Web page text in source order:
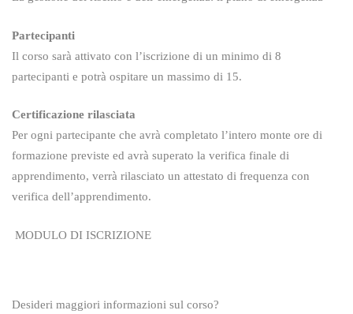
Partecipanti
Il corso sarà attivato con l’iscrizione di un minimo di 8
partecipanti e potrà ospitare un massimo di 15.
Certificazione rilasciata
Per ogni partecipante che avrà completato l’intero monte ore di
formazione previste ed avrà superato la verifica finale di
apprendimento, verrà rilasciato un attestato di frequenza con
verifica dell’apprendimento.
MODULO DI ISCRIZIONE
Desideri maggiori informazioni sul corso?